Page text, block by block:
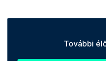
További